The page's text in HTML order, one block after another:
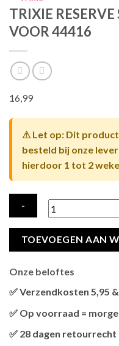
TRIXIE
VOOR 44416
16,99
⚠ Let op: Dit
besteld bij onze
hierdoor 1 tot 2
TRIXIE
MET
TAPEIND
44416
hoeveelheid
TOEVOEGEN AAN
Onze beloftes
✅ Verzendkosten 5,95
bestellingen v.a. 45,00
✅ Op voorraad =
hetvandaag nog
✅ 28 dagen retourrecht